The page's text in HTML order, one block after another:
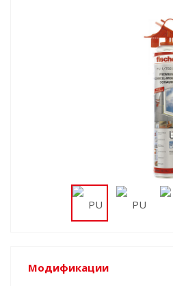
Модификации